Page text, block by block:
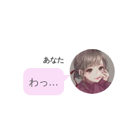
あなた
わっ…